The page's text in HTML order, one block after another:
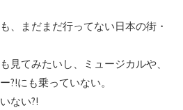
、まだまだ行ってない日本の街・
見てみたいし、ミュージカルや、
?!にも乗っていない。
ない?!